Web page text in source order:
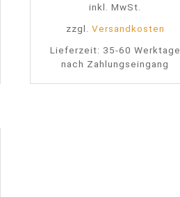
inkl. MwSt.
zzgl. Versandkosten
Lieferzeit: 35-60 Werktage
nach Zahlungseingang